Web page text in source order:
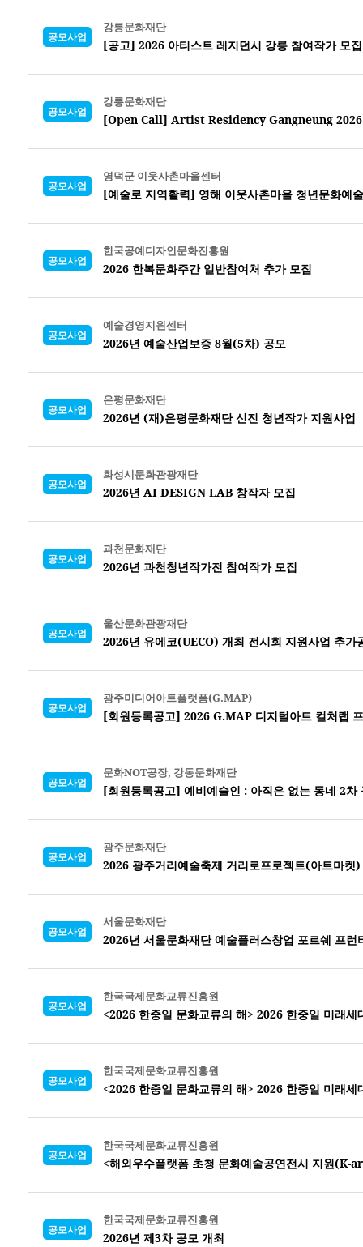
공모사업
강릉문화재단
[공고] 2026 아티스트 레지던시 강릉 참여작가 모집
공모사업
강릉문화재단
[Open Call] Artist Residency Gangneung 2026
공모사업
영덕군 이웃사촌마을센터
[예술로 지역활력] 영해 이웃사촌마을 청년문화예
공모사업
한국공예디자인문화진흥원
2026 한복문화주간 일반참여처 추가 모집
공모사업
예술경영지원센터
2026년 예술산업보증 8월(5차) 공모
공모사업
은평문화재단
2026년 (재)은평문화재단 신진 청년작가 지원사업
공모사업
화성시문화관광재단
2026년 AI DESIGN LAB 창작자 모집
공모사업
과천문화재단
2026년 과천청년작가전 참여작가 모집
공모사업
울산문화관광재단
2026년 유에코(UECO) 개최 전시회 지원사업 추가
공모사업
광주미디어아트플랫폼(G.MAP)
[회원등록공고] 2026 G.MAP 디지털아트 컬처랩
공모사업
문화NOT공장, 강동문화재단
[회원등록공고] 예비예술인 : 아직은 없는 동네 2차
공모사업
광주문화재단
2026 광주거리예술축제 거리로프로젝트(아트마켓
공모사업
서울문화재단
2026년 서울문화재단 예술플러스창업 포르쉐 프런
공모사업
한국국제문화교류진흥원
<2026 한중일 문화교류의 해> 2026 한중일 미래
공모사업
한국국제문화교류진흥원
<2026 한중일 문화교류의 해> 2026 한중일 미래
공모사업
한국국제문화교류진흥원
<해외우수플랫폼 초청 문화예술공연전시 지원
공모사업
한국국제문화교류진흥원
2026년 제3차 공모 개최